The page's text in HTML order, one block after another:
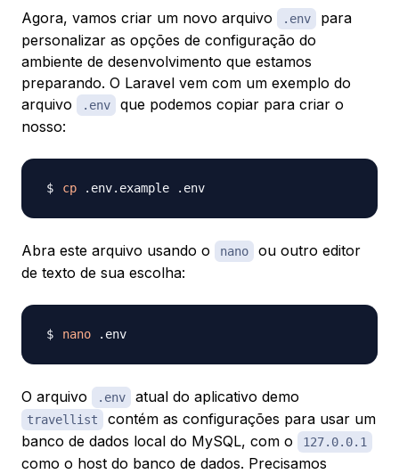
Agora, vamos criar um novo arquivo .env
para
personalizar as opções de configuração do
ambiente de desenvolvimento que estamos
preparando. O Laravel vem com um exemplo do
arquivo
.env
que podemos copiar para criar o
nosso:
cp
Abra este arquivo usando o nano
ou outro editor
de texto de sua escolha:
nano
O arquivo .env atual do aplicativo demo
travellist
contém as configurações para usar um
banco de dados local do MySQL, com o
127.0.0.1
como o host do banco de dados. Precisamos